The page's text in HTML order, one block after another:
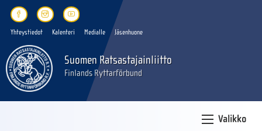
Yhteystiedot Kalenteri Medialle Jäsenhuone
Suomen Ratsastajainliitto
Finlands Ryttarförbund
Valikko